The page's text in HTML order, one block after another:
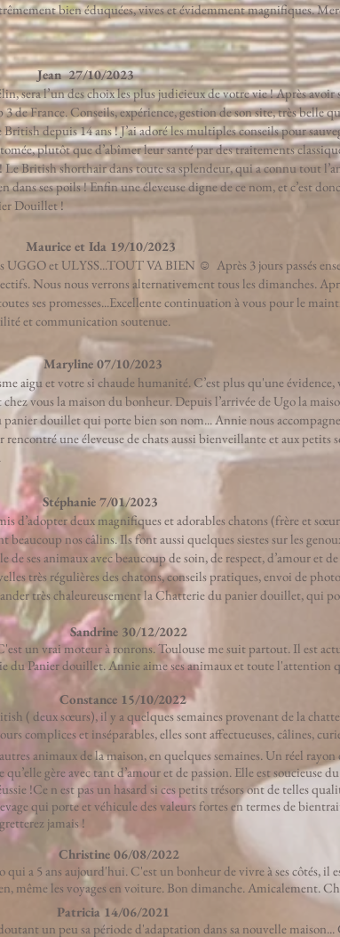
bien éduquées, vives et évidemment magnifiques.
Jean 27/10/2023
sera l’un des choix les plus judicieux de votre vie ! Après
de France. Conseils, expérience, gestion de son site, très belle
depuis 14 ans ! J’ai adoré les multiples conseils pour
plutôt que d’abîmer leur santé par des traitements
British shorthair dans toute sa splendeur, qui a connu tout
ses poils ! Enfin une éleveuse digne de ce nom, et c’est
Douillet !
et Ida 19/10/2023
et ULYSS...TOUT VA BIEN ☺️ Après 3 jours passés
Nous nous verrons alternativement tous les dimanches.
ses promesses...Excellente continuation à vous pour le
et communication soutenue.
Maryline 07/10/2023
aigu et votre si chaude humanité. C’est plus qu'une évidence,
vous la maison du bonheur. Depuis l’arrivée de Ugo la
douillet qui porte bien son nom... Annie nous accompagne
rencontré une éleveuse de chats aussi bienveillante et aux petits
Stéphanie 7/01/2023
d’adopter deux magnifiques et adorables chatons (frère et
beaucoup nos câlins. Ils font aussi quelques siestes sur les
de ses animaux avec beaucoup de soin, de respect, d’amour et
très régulières des chatons, conseils pratiques, envoi de
très chaleureusement la Chatterie du panier douillet, qui
Sandrine 30/12/2022
un vrai moteur à ronrons. Toulouse me suit partout. Il est
Panier douillet. Annie aime ses animaux et toute l'attention
Constance 15/10/2022
( deux sœurs), il y a quelques semaines provenant de la
complices et inséparables, elles sont affectueuses, câlines,
animaux de la maison, en quelques semaines. Un réel
gère avec tant d’amour et de passion. Elle est soucieuse
!Ce n est pas un hasard si ces petits trésors ont de telles
qui porte et véhicule des valeurs fortes en termes de
jamais !
Christine 06/08/2022
a 5 ans aujourd'hui. C'est un bonheur de vivre à ses côtés, il
même les voyages en voiture. Bon dimanche. Amicalement.
Patricia 14/06/2021
un peu sa période d'adaptation dans sa nouvelle maison...